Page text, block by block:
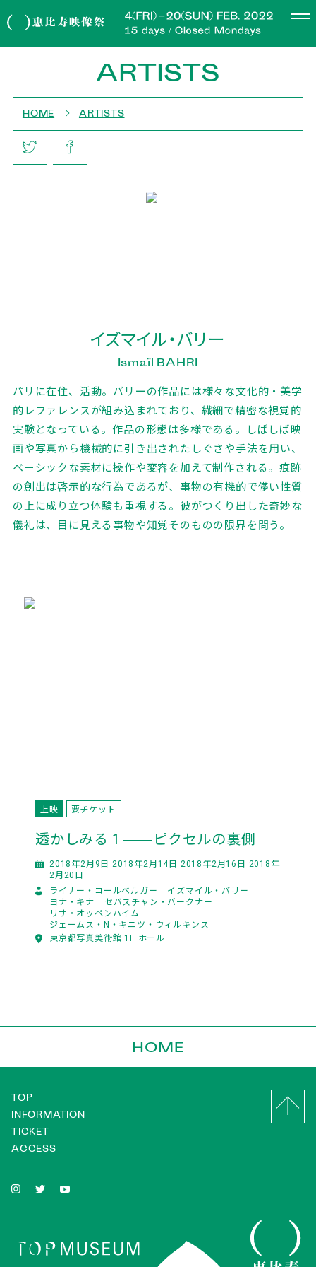
ARTISTS
HOME ARTISTS
イズマイル・バリー
Ismaïl BAHRI
パリに在住、活動。バリーの作品には様々な文化的・美学
的レファレンスが組み込まれており、繊細で精密な視覚的
実験となっている。作品の形態は多様である。しばしば映
画や写真から機械的に引き出されたしぐさや手法を用い、
ベーシックな素材に操作や変容を加えて制作される。痕跡
の創出は啓示的な行為であるが、事物の有機的で儚い性質
の上に成り立つ体験も重視する。彼がつくり出した奇妙な
儀礼は、目に見える事物や知覚そのものの限界を問う。
上映 要チケット
透かしみる 1 ――ピクセルの裏側
2018年2月9日 2018年2月14日 2018年2月16日 2018年
2月20日
ライナー・コールベルガー
イズマイル・バリー
ヨナ・キナ
セバスチャン・バークナー
リサ・オッペンハイム
ジェームス・N・キニツ・ウィルキンス
東京都写真美術館 1F ホール
HOME
TOP
INFORMATION
TICKET
ACCESS